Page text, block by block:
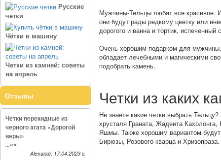
Русские
четки
Чётки в машину
Четки из камней: советы
на апрель
Отзывы
Четки перекидные из
черного агата «Дорогой
веры»
...»»
Alexandr, 17.04.2023 г.
Мужчины-Тельцы любят все красивое.
они будут рады редкому цветку или
дорогого и ванна и тортик,
Очень хорошим подарком для мужчины,
обладает лечебными и магическими
подобрать камень.
Четки из каких
Не знаете какие четки выбрать
хрусталя Граната, Жадеита
Яшмы. Также хорошим вариантом будут
Бирюзы, Розового кварца и Хризопраза.